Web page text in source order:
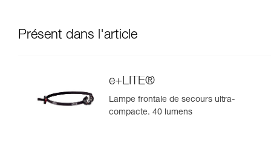
Présent dans l'article
e+LITE®
Lampe frontale de secours ultra-
compacte. 40 lumens